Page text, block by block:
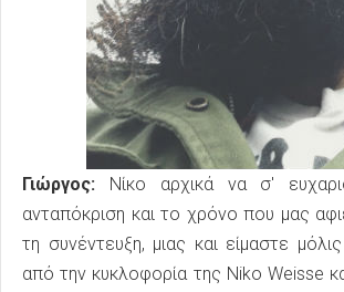
Γιώργος: Νίκο αρχικά να σ'
ανταπόκριση και το χρόνο που μας
τη συνέντευξη, μιας και είμαστε
από την κυκλοφορία της Niko Weisse